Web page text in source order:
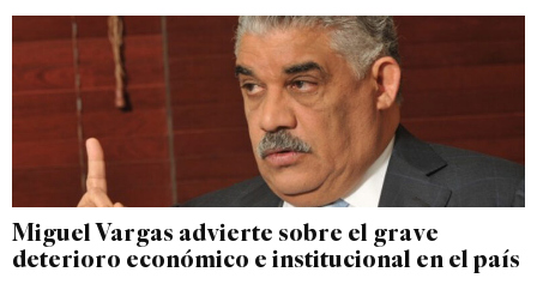
Miguel Vargas advierte sobre el grave
deterioro económico e institucional en el país